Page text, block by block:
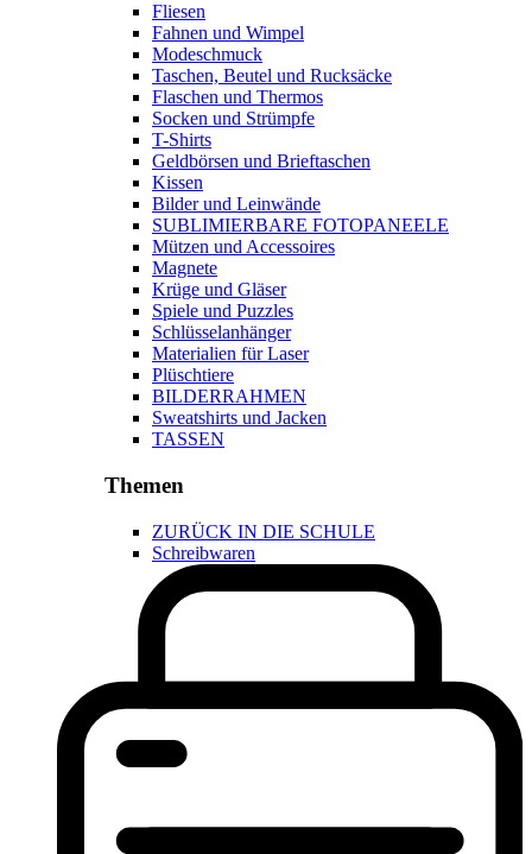
Fliesen
Fahnen und Wimpel
Modeschmuck
Taschen, Beutel und Rucksäcke
Flaschen und Thermos
Socken und Strümpfe
T-Shirts
Geldbörsen und Brieftaschen
Kissen
Bilder und Leinwände
SUBLIMIERBARE FOTOPANEELE
Mützen und Accessoires
Magnete
Krüge und Gläser
Spiele und Puzzles
Schlüsselanhänger
Materialien für Laser
Plüschtiere
BILDERRAHMEN
Sweatshirts und Jacken
TASSEN
Themen
ZURÜCK IN DIE SCHULE
Schreibwaren